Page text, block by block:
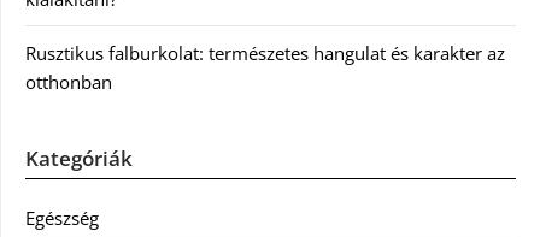
Rusztikus falburkolat: természetes hangulat és karakter az
otthonban
Kategóriák
Egészség